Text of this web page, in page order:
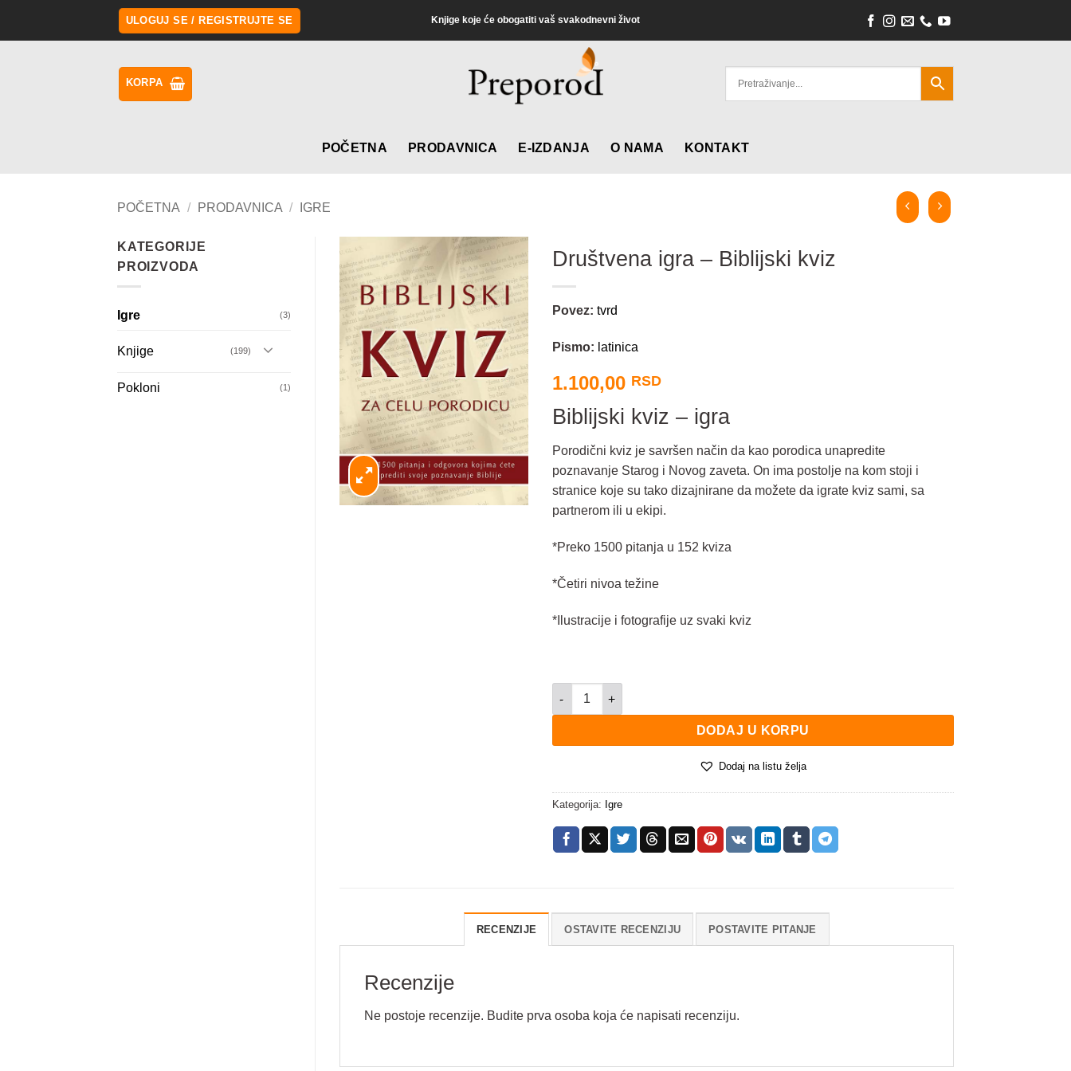
ULOGUJ SE / REGISTRUJTE SE Knjige koje će obogatiti vaš svakodnevni život
KORPA
POČETNA PRODAVNICA E-IZDANJA O NAMA KONTAKT
POČETNA / PRODAVNICA / IGRE
KATEGORIJE
PROIZVODA
Igre (3)
Knjige (199)
Pokloni (1)
Društvena igra – Biblijski kviz
Povez: tvrd
Pismo: latinica
1.100,00 RSD
Biblijski kviz – igra
Porodični kviz je savršen način da kao porodica unapredite
poznavanje Starog i Novog zaveta. On ima postolje na kom stoji i
stranice koje su tako dizajnirane da možete da igrate kviz sami, sa
partnerom ili u ekipi.
*Preko 1500 pitanja u 152 kviza
*Četiri nivoa težine
*Ilustracije i fotografije uz svaki kviz
Društvena igra - Biblijski kviz količina
DODAJ U KORPU
Dodaj na listu želja
Kategorija: Igre
RECENZIJE OSTAVITE RECENZIJU POSTAVITE PITANJE
Recenzije
Ne postoje recenzije. Budite prva osoba koja će napisati recenziju.